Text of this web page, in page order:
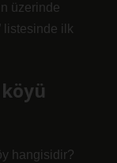
üzerinde
listesinde ilk
hangisidir?